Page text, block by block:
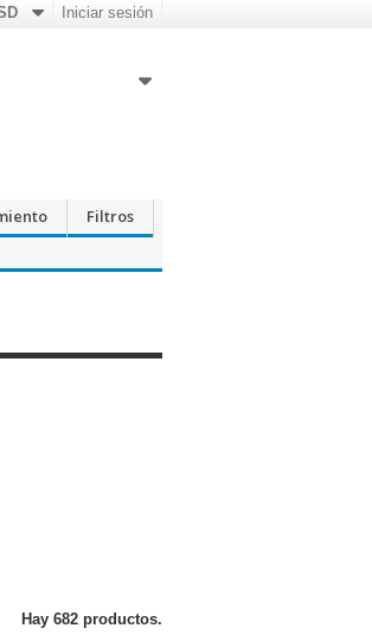
Iniciar sesión
Filtros
Hay 682 productos.